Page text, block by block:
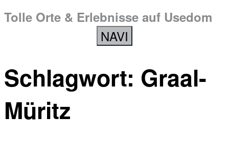
Tolle Orte & Erlebnisse auf Usedom
NAVI
Schlagwort: Graal-
Müritz